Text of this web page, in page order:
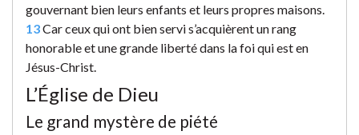
gouvernant bien leurs enfants et leurs propres maisons.
13Car ceux qui ont bien servi s’acquièrent un rang
honorable et une grande liberté dans la foi qui est en
Jésus-Christ.
L’Église de Dieu
Le grand mystère de piété